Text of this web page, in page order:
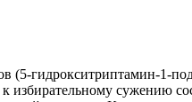
(5-гидрокситриптамин-1-
избирательному сужению